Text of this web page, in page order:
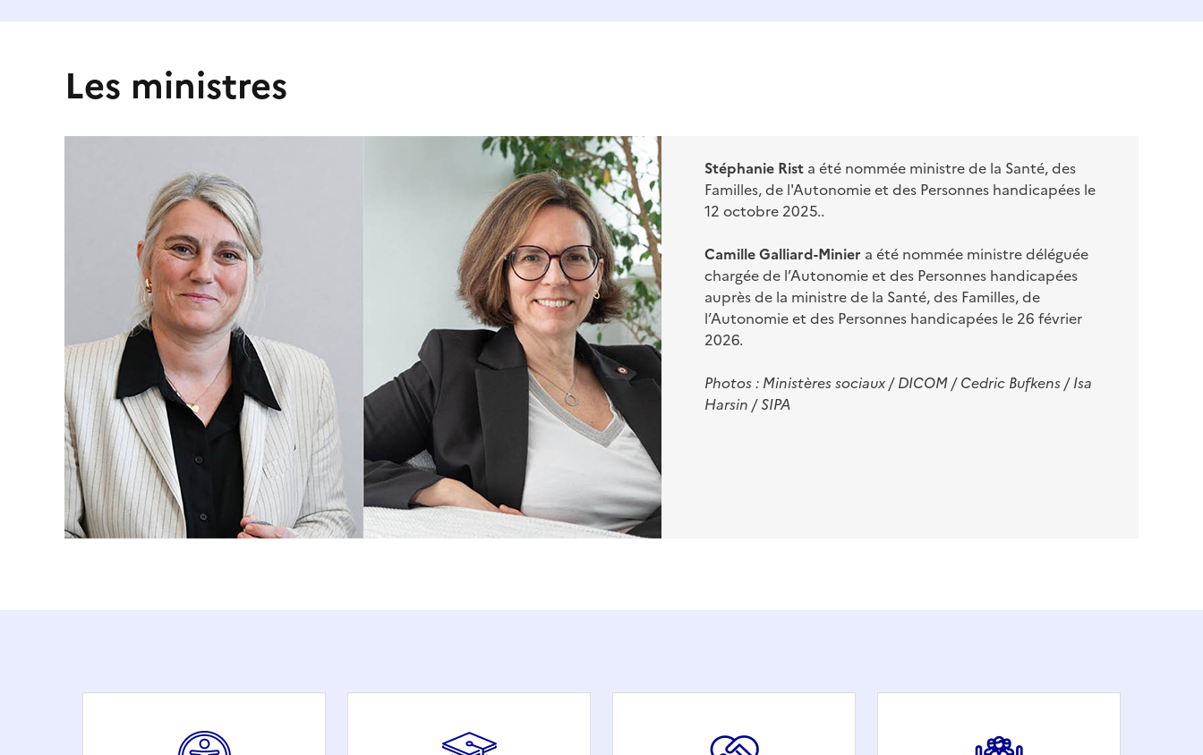
Les ministres
Stéphanie Rist a été nommée ministre de la Santé, des
Familles, de l'Autonomie et des Personnes handicapées le
12 octobre 2025..
Camille Galliard-Minier a été nommée ministre déléguée
chargée de l’Autonomie et des Personnes handicapées
auprès de la ministre de la Santé, des Familles, de
l’Autonomie et des Personnes handicapées le 26 février
2026.
Photos : Ministères sociaux / DICOM / Cedric Bufkens / Isa
Harsin /SIPA